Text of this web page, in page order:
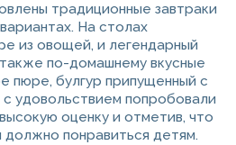
традиционные завтраки
На столах
из овощей, и легендарный
по-домашнему вкусные
пюре, булгур припущенный с
удовольствием попробовали
оценку и отметив, что
должно понравиться детям.